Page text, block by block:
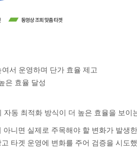
서 운영하며 단가 효율 제고
은 효율 달성
동 최적화 방식이 더 높은 효율을 보이
니면 실제로 주목해야 할 변화가 발생
타겟 운영에 변화를 주어 검증을 시도